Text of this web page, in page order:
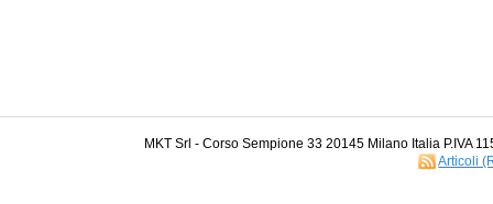
MKT Srl - Corso Sempione 33 20145 Milano Italia P.IVA
Articoli